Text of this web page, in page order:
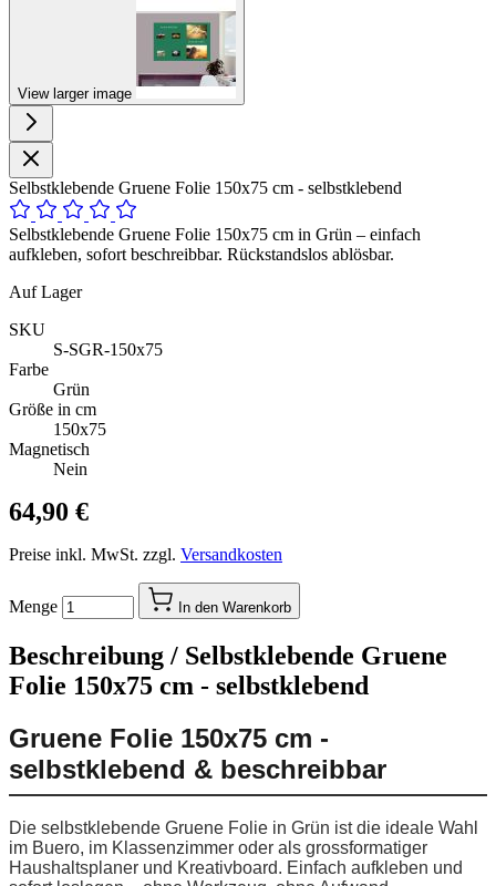
View larger image
Selbstklebende Gruene Folie 150x75 cm - selbstklebend
Selbstklebende Gruene Folie 150x75 cm in Grün – einfach
aufkleben, sofort beschreibbar. Rückstandslos ablösbar.
Auf Lager
SKU
S-SGR-150x75
Farbe
Grün
Größe in cm
150x75
Magnetisch
Nein
64,90 €
Preise inkl. MwSt. zzgl. Versandkosten
Menge In den Warenkorb
Beschreibung / Selbstklebende Gruene
Folie 150x75 cm - selbstklebend
Gruene Folie 150x75 cm -
selbstklebend & beschreibbar
Die selbstklebende Gruene Folie in Grün ist die ideale Wahl
im Buero, im Klassenzimmer oder als grossformatiger
Haushaltsplaner und Kreativboard. Einfach aufkleben und